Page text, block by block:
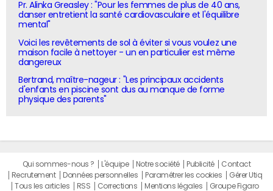
Pr. Alinka Greasley : "Pour les femmes de plus de 40 ans,
danser entretient la santé cardiovasculaire et l'équilibre
mental"
Voici les revêtements de sol à éviter si vous voulez une
maison facile à nettoyer - un en particulier est même
dangereux
Bertrand, maître-nageur : "Les principaux accidents
d'enfants en piscine sont dus au manque de forme
physique des parents"
Qui sommes-nous ? L'équipe Notre société Publicité
Contact
Recrutement
Données personnelles Paramétrer les cookies
Gérer Utiq
Tous les articles
RSS Corrections Mentions légales Groupe Figaro